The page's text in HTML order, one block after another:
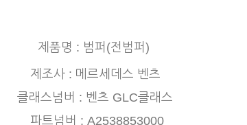
제품명 : 범퍼(전범퍼)
제조사 : 메르세데스 벤츠
클래스넘버 : 벤츠 GLC클래스
파트넘버 : A2538853000